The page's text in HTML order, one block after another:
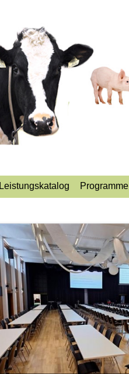
Leistungskatalog Programme